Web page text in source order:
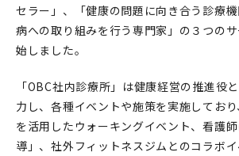
セラー」、「健康の問題に向き合う診療
病への取り組みを行う専門家」の３つの
始しました。
「OBC社内診療所」は健康経営の推進役
力し、各種イベントや施策を実施してお
を活用したウォーキングイベント、看護
導」、社外フィットネスジムとのコラボ